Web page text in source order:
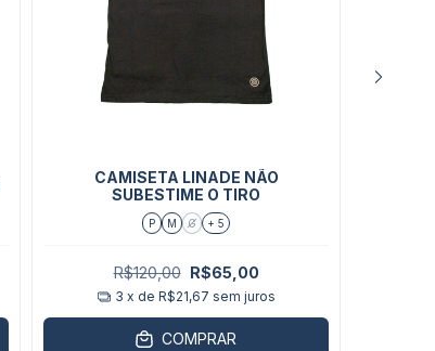
CAMISETA LINADE NÃO
SUBESTIME O TIRO
P M G + 5
R$120,00 R$65,00
3 x de R$21,67 sem juros
COMPRAR